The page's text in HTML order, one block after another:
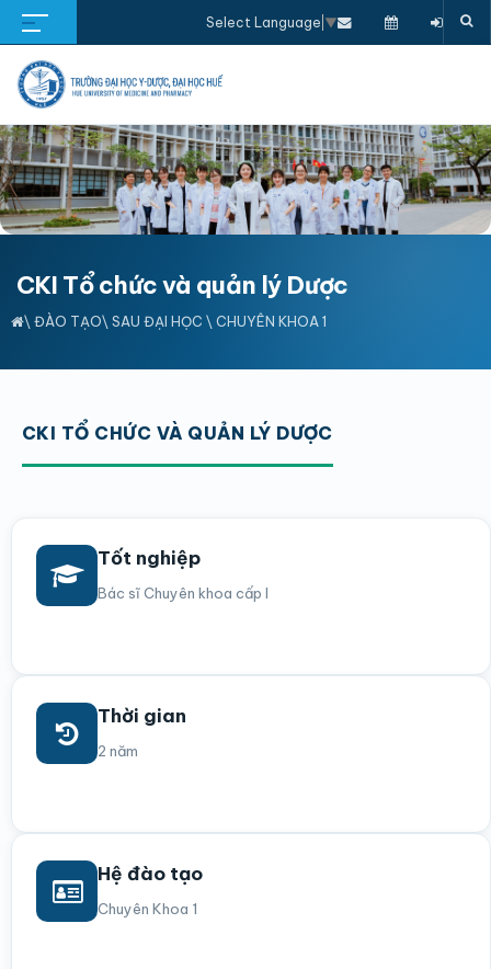
Select Language ▼
CKI Tổ chức và quản lý Dược
\ ĐÀO TẠO\ SAU ĐẠI HỌC \ CHUYÊN KHOA 1
CKI TỔ CHỨC VÀ QUẢN LÝ DƯỢC
Tốt nghiệp
Bác sĩ Chuyên khoa cấp I
Thời gian
2 năm
Hệ đào tạo
Chuyên Khoa 1